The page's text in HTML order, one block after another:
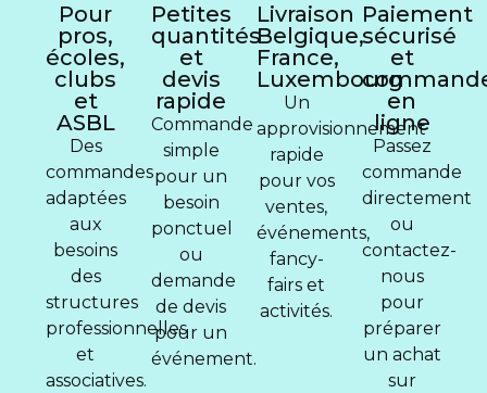
Pour
pros,
écoles,
clubs
et
ASBL
Des
commandes
adaptées
aux
besoins
des
structures
professionnelles
et
associatives.
Petites
quantités
et
devis
rapide
Commande
simple
pour un
besoin
ponctuel
ou
demande
de devis
pour un
événement.
Livraison
Belgique,
France,
Luxembourg
Un
approvisionnement
rapide
pour vos
ventes,
événements,
fancy-
fairs et
activités.
Paiement
sécurisé
et
en
ligne
Passez
commande
directement
ou
contactez-
nous
pour
préparer
un achat
sur